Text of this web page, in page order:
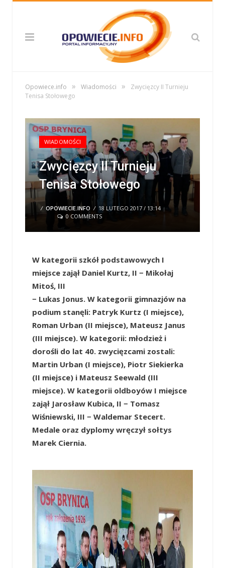
Opowiece.info » Wiadomości »
Zwycięzcy II Turnieju
Tenisa Stołowego
WIADOMOŚCI
Zwycięzcy II Turnieju
Tenisa Stołowego
/ OPOWIECIE.INFO / 18 LUTEGO 2017 / 13:14
0 COMMENTS
W kategorii szkół podstawowych I
miejsce zajął Daniel Kurtz, II − Mikołaj
Mitoś, III
− Lukas Jonus. W kategorii gimnazjów na
podium stanęli: Patryk Kurtz (I miejsce),
Roman Urban (II miejsce), Mateusz Janus
(III miejsce). W kategorii: młodzież i
dorośli do lat 40. zwycięzcami zostali:
Martin Urban (I miejsce), Piotr Siekierka
(II miejsce) i Mateusz Seewald (III
miejsce). W kategorii oldboyów I miejsce
zajął Jarosław Kubica, II − Tomasz
Wiśniewski, III − Waldemar Stecert.
Medale oraz dyplomy wręczył sołtys
Marek Ciernia.